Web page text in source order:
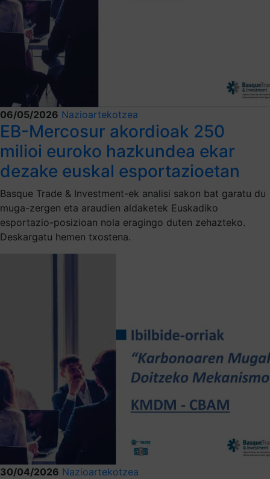
06/05/2026 Nazioartekotzea
EB-Mercosur akordioak 250
milioi euroko hazkundea ekar
dezake euskal esportazioetan
Basque Trade & Investment-ek analisi sakon bat garatu du
muga-zergen eta araudien aldaketek Euskadiko
esportazio-posizioan nola eragingo duten zehazteko.
Deskargatu hemen txostena.
30/04/2026 Nazioartekotzea